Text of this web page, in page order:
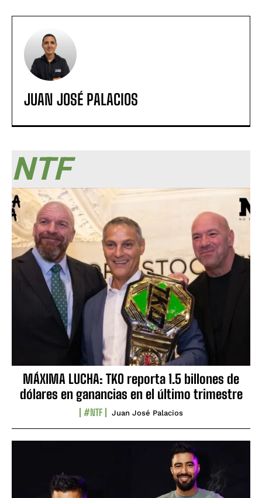
JUAN JOSÉ PALACIOS
NTF
MÁXIMA LUCHA: TKO reporta 1.5 billones de
dólares en ganancias en el último trimestre
#NTF Juan José Palacios